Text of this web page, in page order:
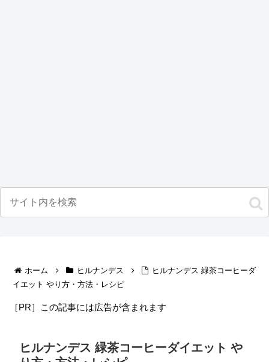
ホーム ヒルナンデス
ヒルナンデス 緑茶コーヒーダ
イエット やり方・方法・レシピ
［PR］この記事には広告が含まれます
ヒルナンデス 緑茶コーヒーダイエット や